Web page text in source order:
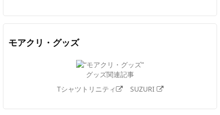
モアクリ・グッズ
グッズ関連記事
Tシャツトリニティ
SUZURI